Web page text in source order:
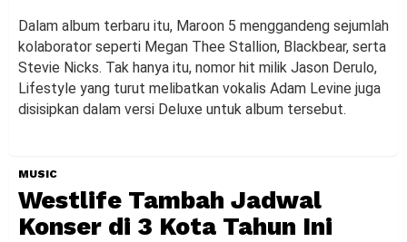
Dalam album terbaru itu, Maroon 5 menggandeng sejumlah
kolaborator seperti Megan Thee Stallion, Blackbear, serta
Stevie Nicks. Tak hanya itu, nomor hit milik Jason Derulo,
Lifestyle yang turut melibatkan vokalis Adam Levine juga
disisipkan dalam versi Deluxe untuk album tersebut.
MUSIC
Westlife Tambah Jadwal
Konser di 3 Kota Tahun Ini